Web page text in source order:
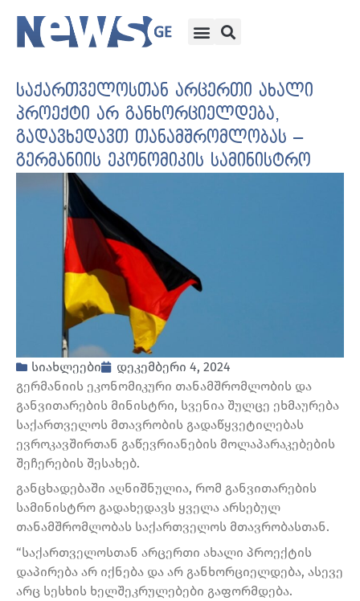
საქართველოსთან არცერთი ახალი
პროექტი არ განხორციელდება,
გადავხედავთ თანამშრომლობას –
გერმანიის ეკონომიკის სამინისტრო
სიახლეები
დეკემბერი 4, 2024
გერმანიის ეკონომიკური თანამშრომლობის და
განვითარების მინისტრი, სვენია შულცე ეხმაურება
საქართველოს მთავრობის გადაწყვეტილებას
ევროკავშირთან გაწევრიანების მოლაპარაკებების
შეჩერების შესახებ.
განცხადებაში აღნიშნულია, რომ განვითარების
სამინისტრო გადახედავს ყველა არსებულ
თანამშრომლობას საქართველოს მთავრობასთან.
“საქართველოსთან არცერთი ახალი პროექტის
დაპირება არ იქნება და არ განხორციელდება, ასევე
არც სესხის ხელშეკრულებები გაფორმდება.